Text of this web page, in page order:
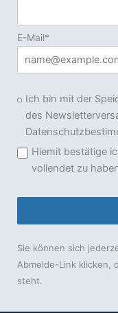
E-Mail*
Ich bin mit der
des
Hiemit bestätige
vollendet zu
Sie können sich
Abmelde-Link klicken,
steht.